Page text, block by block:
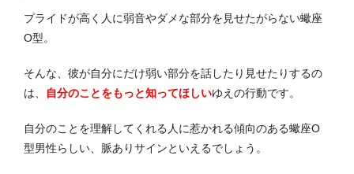
プライドが高く人に弱音やダメな部分を見せたがらない蠍座
O型。
そんな、彼が自分にだけ弱い部分を話したり見せたりするの
は、
自分のことをもっと知ってほしいゆえの行動です。
自分のことを理解してくれる人に惹かれる傾向のある蠍座O
型男性らしい、脈ありサインといえるでしょう。